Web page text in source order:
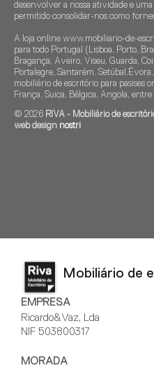
desenvolver a nossa atividade e
permitido consolidar-nos como
A loja online www.mobiliario-de-
para todo Portugal (Lisboa, Porto,
Bragança, Aveiro, Viseu, Guarda,
Portalegre, Santarém.
mobiliário de escritório para pasises
França, Suica, Bélgica, Angola, entre
© 2026 RIVA - Mobiliário de
web design nostri
Mobiliário de
EMPRESA
Ricardo&Vaz, Lda
NIF 503800317
MORADA